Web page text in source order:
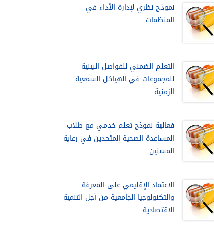
نموذج نظري لإدارة الأداء في
المنظمات
التعلم الضمني للفواصل البينية
للمجموعات في الهياكل السمعية
الزمنية.
فعالية نموذج تعلم خدمي مع طلاب
المساعدة الصحية المتحدين في رعاية
المسنين.
الاعتماد الإقليمي على المعرفة
والتكنولوجيا الجامعية من أجل التنمية
الاقتصادية